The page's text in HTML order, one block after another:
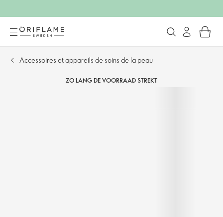
Accessoires et appareils de soins de la peau
ZO LANG DE VOORRAAD STREKT